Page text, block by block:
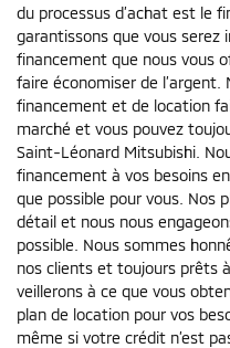
du processus d’achat est le
garantissons que vous serez
financement que nous vous
faire économiser de l’argent.
financement et de location
marché et vous pouvez
Saint-Léonard Mitsubishi.
financement à vos besoins
que possible pour vous. Nos
détail et nous nous
possible. Nous sommes
nos clients et toujours prêts
veillerons à ce que vous
plan de location pour vos
même si votre crédit n’est